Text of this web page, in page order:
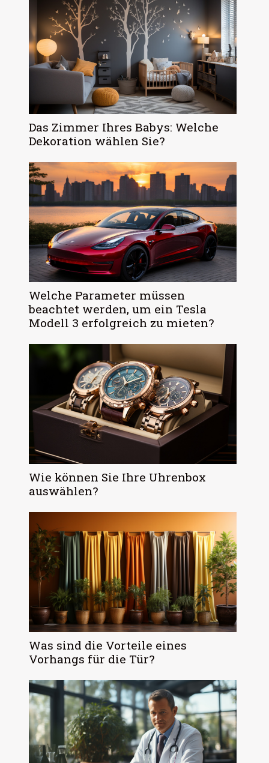
Das Zimmer Ihres Babys: Welche
Dekoration wählen Sie?
Welche Parameter müssen
beachtet werden, um ein Tesla
Modell 3 erfolgreich zu mieten?
Wie können Sie Ihre Uhrenbox
auswählen?
Was sind die Vorteile eines
Vorhangs für die Tür?